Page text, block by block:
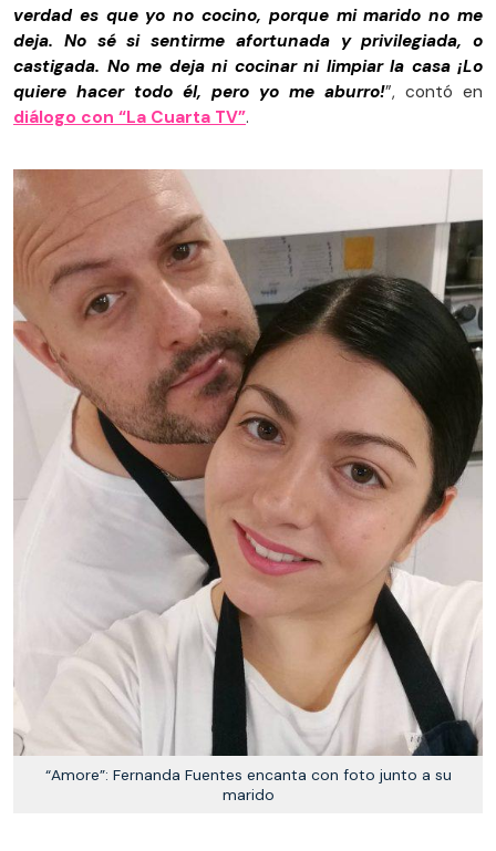
verdad es que yo no cocino, porque mi marido no me
deja. No sé si sentirme afortunada y privilegiada, o
castigada. No me deja ni cocinar ni limpiar la casa ¡Lo
quiere hacer todo él, pero yo me aburro!”, contó en
diálogo con “La Cuarta TV”.
“Amore”: Fernanda Fuentes encanta con foto junto a su
marido